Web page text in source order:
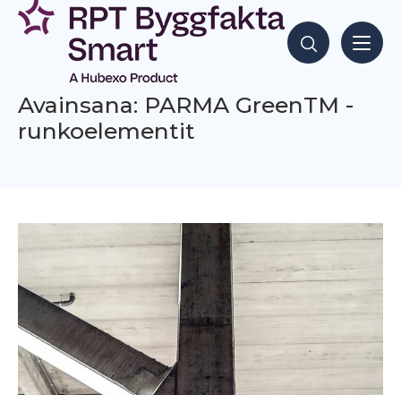
Siirry
sisältöön
Hae sisältöjä
Avainsana: PARMA GreenTM -
runkoelementit